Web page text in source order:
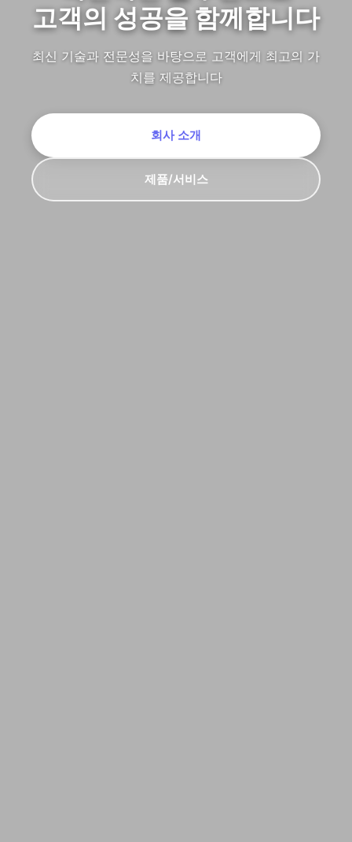
고객의 성공을 함께합니다
최신 기술과 전문성을 바탕으로 고객에게 최고의 가
치를 제공합니다
회사 소개
제품/서비스